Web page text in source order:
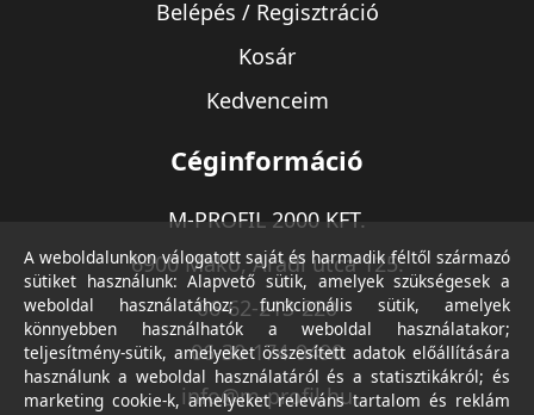
Belépés / Regisztráció
Kosár
Kedvenceim
Céginformáció
M-PROFIL 2000 KFT.
6900 Makó, Aradi utca 125.
06-62-213-220
06-30-174-9490
info@m-profil.hu
A weboldalunkon válogatott saját és harmadik féltől származó
sütiket használunk: Alapvető sütik, amelyek szükségesek a
weboldal használatához; funkcionális sütik, amelyek
könnyebben használhatók a weboldal használatakor;
teljesítmény-sütik, amelyeket összesített adatok előállítására
használunk a weboldal használatáról és a statisztikákról; és
marketing cookie-k, amelyeket releváns tartalom és reklám